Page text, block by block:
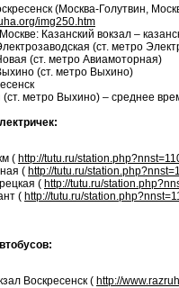
(Москва-Голутвин,
img250.htm
Казанский вокзал –
(ст. метро
(ст. метро Авиамоторная)
(ст. метро Выхино)
(ст. метро Выхино) – среднее
( http://tutu.ru/
( http://tutu.ru/
( http://tutu.ru/
( http://tutu.ru/
Воскресенск ( http://